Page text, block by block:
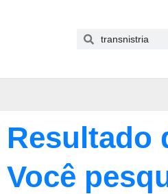
Resultado
Você